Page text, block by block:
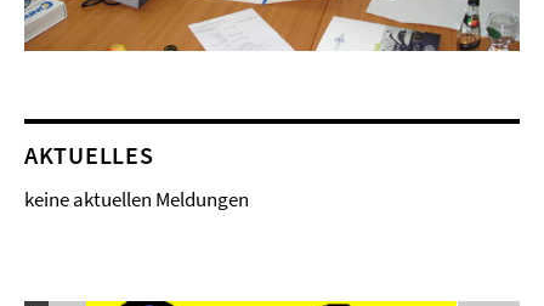
AKTUELLES
keine aktuellen Meldungen